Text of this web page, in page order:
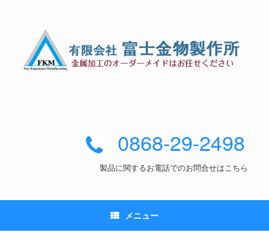
0868-29-2498
製品に関するお電話でのお問合せはこちら
メニュー